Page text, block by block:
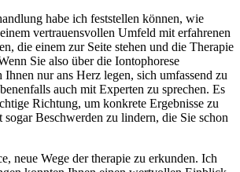
habe ich feststellen können, wie
vertrauensvollen Umfeld mit erfahrenen
die einem ⁣zur⁤ Seite stehen und die Therapie
Sie also über die Iontophorese
nur ans⁢ Herz legen, sich umfassend zu
auch‌ mit Experten zu sprechen. Es
⁢Richtung, um ​konkrete⁣ Ergebnisse zu
Beschwerden zu ​lindern,​ die Sie schon
neue Wege der therapie zu erkunden. Ich